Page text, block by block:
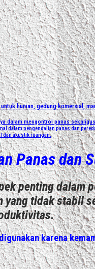
hunian, gedung komersial,
dalam mengontrol panas
dalam pengendalian panas dan
dan akustik ruangan.
Panas dan
penting dalam
yang tidak stabil
karena